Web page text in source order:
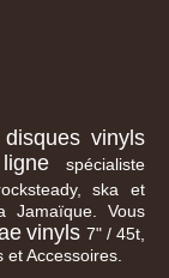
disques vinyls
spécialiste
ska et
Jamaïque. Vous
vinyls 7" / 45t,
Accessoires.